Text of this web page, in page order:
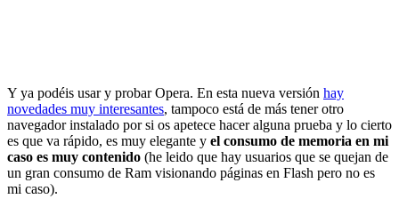
Y ya podéis usar y probar Opera. En esta nueva versión hay
novedades muy interesantes, tampoco está de más tener otro
navegador instalado por si os apetece hacer alguna prueba y lo cierto
es que va rápido, es muy elegante y el consumo de memoria en mi
caso es muy contenido (he leido que hay usuarios que se quejan de
un gran consumo de Ram visionando páginas en Flash pero no es
mi caso).